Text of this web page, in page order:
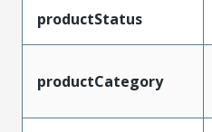
productStatus
productCategory